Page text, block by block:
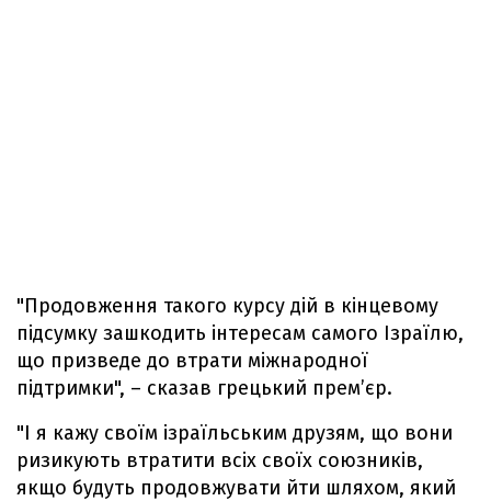
"Продовження такого курсу дій в кінцевому
підсумку зашкодить інтересам самого Ізраїлю,
що призведе до втрати міжнародної
підтримки", – сказав грецький премʼєр.
"І я кажу своїм ізраїльським друзям, що вони
ризикують втратити всіх своїх союзників,
якщо будуть продовжувати йти шляхом, який